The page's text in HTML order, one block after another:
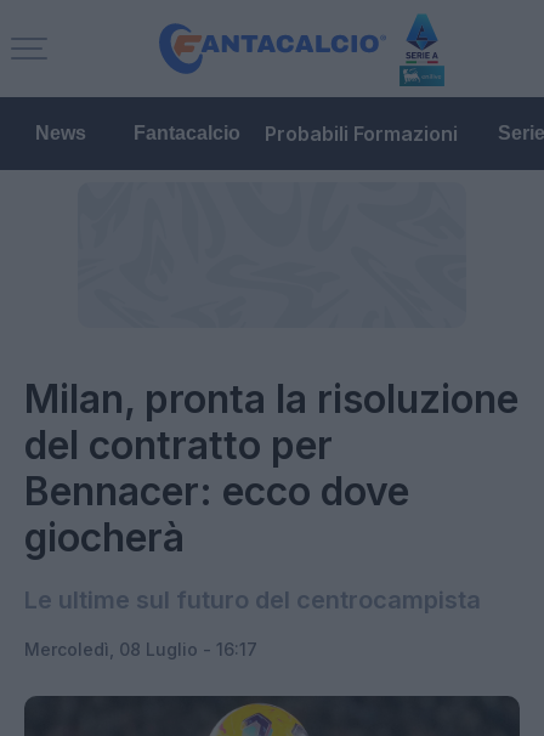
News Fantacalcio Probabili Formazioni
Milan, pronta la risoluzione
del contratto per
Bennacer: ecco dove
giocherà
Le ultime sul futuro del centrocampista
Mercoledì, 08 Luglio - 16:17